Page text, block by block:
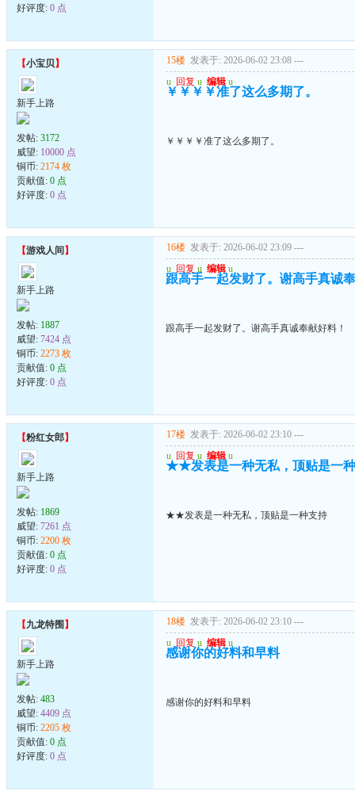
好评度: 0 点
【小宝贝】
新手上路
发帖: 3172
威望: 10000 点
铜币: 2174 枚
贡献值: 0 点
好评度: 0 点
15楼 发表于: 2026-06-02 23:08 ---
u 回复 u 编辑 u
￥￥￥￥准了这么多期了。
￥￥￥￥准了这么多期了。
【游戏人间 】
新手上路
发帖: 1887
威望: 7424 点
铜币: 2273 枚
贡献值: 0 点
好评度: 0 点
16楼 发表于: 2026-06-02 23:09 ---
u 回复 u 编辑 u
跟高手一起发财了。谢高手真诚
跟高手一起发财了。谢高手真诚奉献好料！
【粉红女郎】
新手上路
发帖: 1869
威望: 7261 点
铜币: 2200 枚
贡献值: 0 点
好评度: 0 点
17楼 发表于: 2026-06-02 23:10 ---
u 回复 u 编辑 u
★★发表是一种无私，顶贴是一
★★发表是一种无私，顶贴是一种支持
【九龙特围 】
新手上路
发帖: 483
威望: 4409 点
铜币: 2205 枚
贡献值: 0 点
好评度: 0 点
18楼 发表于: 2026-06-02 23:10 ---
u 回复 u 编辑 u
感谢你的好料和早料
感谢你的好料和早料